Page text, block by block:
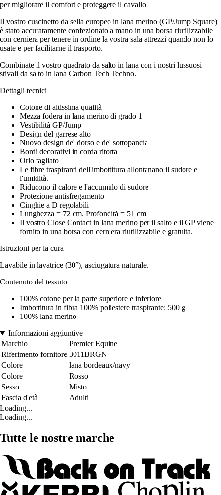
per migliorare il comfort e proteggere il cavallo.
Il vostro cuscinetto da sella europeo in lana merino (GP/Jump Square)
è stato accuratamente confezionato a mano in una borsa riutilizzabile
con cerniera per tenere in ordine la vostra sala attrezzi quando non lo
usate e per facilitarne il trasporto.
Combinate il vostro quadrato da salto in lana con i nostri lussuosi
stivali da salto in lana Carbon Tech Techno.
Dettagli tecnici
Cotone di altissima qualità
Mezza fodera in lana merino di grado 1
Vestibilità GP/Jump
Design del garrese alto
Nuovo design del dorso e del sottopancia
Bordi decorativi in corda ritorta
Orlo tagliato
Le fibre traspiranti dell'imbottitura allontanano il sudore e
l'umidità.
Riducono il calore e l'accumulo di sudore
Protezione antisfregamento
Cinghie a D regolabili
Lunghezza = 72 cm. Profondità = 51 cm
Il vostro Close Contact in lana merino per il salto e il GP viene
fornito in una borsa con cerniera riutilizzabile e gratuita.
Istruzioni per la cura
Lavabile in lavatrice (30°), asciugatura naturale.
Contenuto del tessuto
100% cotone per la parte superiore e inferiore
Imbottitura in fibra 100% poliestere traspirante: 500 g
100% lana merino
Informazioni aggiuntive
Marchio
Premier Equine
Riferimento fornitore 3011BRGN
Colore
lana bordeaux/navy
Colore
Rosso
Sesso
Misto
Fascia d'età
Adulti
Loading...
Loading...
Tutte le nostre marche